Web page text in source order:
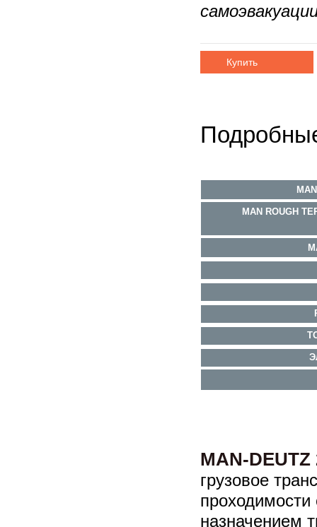
Купить
MAN ROUGH
MAN-DEUTZ
грузовое
назначением